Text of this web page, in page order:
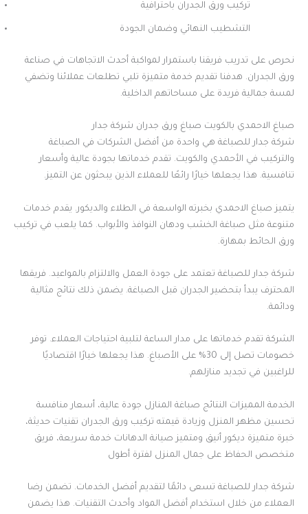
تركيب ورق الجدران باحترافية
التشطيب النهائي وضمان الجودة
نحرص على تدريب فريقنا باستمرار لمواكبة أحدث الاتجاهات في صناعة
ورق الجدران. هدفنا تقديم خدمة متميزة تلبي تطلعات عملائنا وتضفي
لمسة جمالية فريدة على مساحاتهم الداخلية.
صباغ الاحمدي بالكويت صباغ ورق جدران شركة جدار
شركة جدار للصباغة هي واحدة من أفضل الشركات في الصباغة
والتركيب في الأحمدي والكويت. تقدم خدماتها بجودة عالية وأسعار
تنافسية. هذا يجعلها خيارًا رائعًا للعملاء الذين يبحثون عن التميز.
يتميز صباغ الاحمدي بخبرته الواسعة في الطلاء والديكور. يقدم خدمات
متنوعة مثل صباغة الخشب ودهان النوافذ والأبواب. كما يلعب في تركيب
ورق الحائط بمهارة.
شركة جدار للصباغة تعتمد على جودة العمل والالتزام بالمواعيد. فريقها
المحترف يبدأ بتحضير الجدران قبل الصباغة. يضمن ذلك نتائج مثالية
ودائمة.
الشركة تقدم خدماتها على مدار الساعة لتلبية احتياجات العملاء. توفر
خصومات تصل إلى 30% على الأصباغ. هذا يجعلها خيارًا اقتصاديًا
للراغبين في تجديد منازلهم.
الخدمة المميزات النتائج صباغة المنازل جودة عالية، أسعار منافسة
تحسين مظهر المنزل وزيادة قيمته تركيب ورق الجدران تقنيات حديثة،
خبرة متميزة ديكور أنيق ومتميز صيانة الدهانات خدمة سريعة، فريق
متخصص الحفاظ على جمال المنزل لفترة أطول
شركة جدار للصباغة تسعى دائمًا لتقديم أفضل الخدمات. تضمن رضا
العملاء من خلال استخدام أفضل المواد وأحدث التقنيات. هذا يضمن